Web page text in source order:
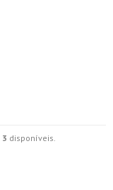
3 disponíveis.